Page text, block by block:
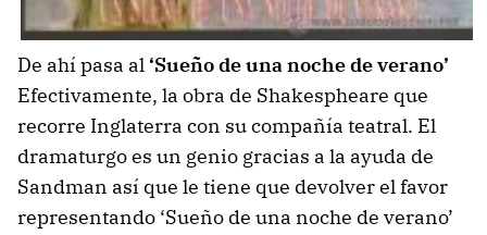
De ahí pasa al ‘Sueño de una noche de verano’
Efectivamente, la obra de Shakespheare que
recorre Inglaterra con su compañía teatral. El
dramaturgo es un genio gracias a la ayuda de
Sandman así que le tiene que devolver el favor
representando ‘Sueño de una noche de verano’